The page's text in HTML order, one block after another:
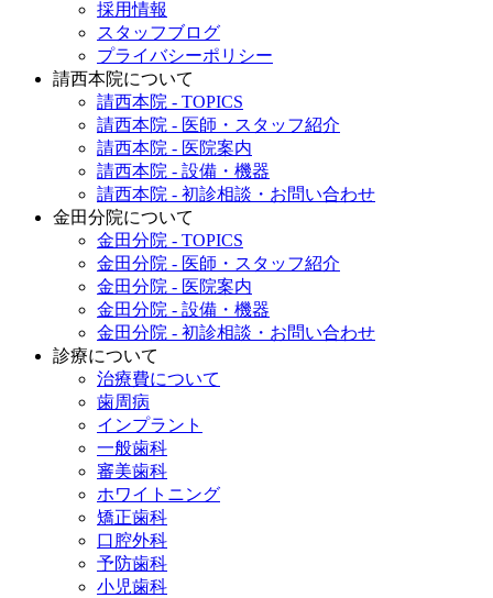
採用情報
スタッフブログ
プライバシーポリシー
請西本院について
請西本院 - TOPICS
請西本院 - 医師・スタッフ紹介
請西本院 - 医院案内
請西本院 - 設備・機器
請西本院 - 初診相談・お問い合わせ
金田分院について
金田分院 - TOPICS
金田分院 - 医師・スタッフ紹介
金田分院 - 医院案内
金田分院 - 設備・機器
金田分院 - 初診相談・お問い合わせ
診療について
治療費について
歯周病
インプラント
一般歯科
審美歯科
ホワイトニング
矯正歯科
口腔外科
予防歯科
小児歯科